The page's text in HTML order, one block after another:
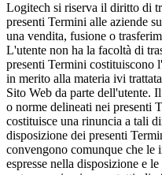
Logitech si riserva il diritto di
presenti Termini alle aziende
una vendita, fusione o
L'utente non ha la facoltà di
presenti Termini costituiscono
in merito alla materia ivi
Sito Web da parte dell'utente.
o norme delineati nei presenti
costituisce una rinuncia a tali
disposizione dei presenti
convengono comunque che le
espresse nella disposizione e